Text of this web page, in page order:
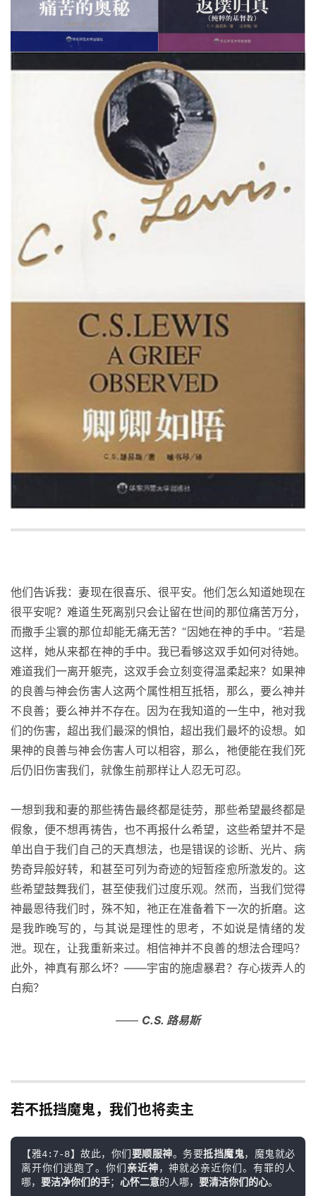
他们告诉我：妻现在很喜乐、很平安。他们怎么知道她现在
很平安呢？难道生死离别只会让留在世间的那位痛苦万分，
而撒手尘寰的那位却能无痛无苦？“因她在神的手中。”若是
这样，她从来都在神的手中。我已看够这双手如何对待她。
难道我们一离开躯壳，这双手会立刻变得温柔起来？如果神
的良善与神会伤害人这两个属性相互抵牾，那么，要么神并
不良善；要么神并不存在。因为在我知道的一生中，祂对我
们的伤害，超出我们最深的惧怕，超出我们最坏的设想。如
果神的良善与神会伤害人可以相容，那么，祂便能在我们死
后仍旧伤害我们，就像生前那样让人忍无可忍。
一想到我和妻的那些祷告最终都是徒劳，那些希望最终都是
假象，便不想再祷告，也不再报什么希望，这些希望并不是
单出自于我们自己的天真想法，也是错误的诊断、光片、病
势奇异般好转，和甚至可列为奇迹的短暂痊愈所激发的。这
些希望鼓舞我们，甚至使我们过度乐观。然而，当我们觉得
神最恩待我们时，殊不知，祂正在准备着下一次的折磨。这
是我昨晚写的，与其说是理性的思考，不如说是情绪的发
泄。现在，让我重新来过。相信神并不良善的想法合理吗？
此外，神真有那么坏？——宇宙的施虐暴君？存心拨弄人的
白痴？
—— C.S. 路易斯
若不抵挡魔鬼，我们也将卖主
【雅4:7-8】故此，你们 要顺服神。务要抵挡魔鬼，魔鬼就必
离开你们逃跑了。你们 亲近神，神就必亲近你们。有罪的人
哪， 要洁净你们的手； 心怀二意的人哪， 要清洁你们的心